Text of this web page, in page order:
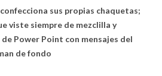
sus propias chaquetas;
viste siempre de mezclilla y
Power Point con mensajes del
de fondo